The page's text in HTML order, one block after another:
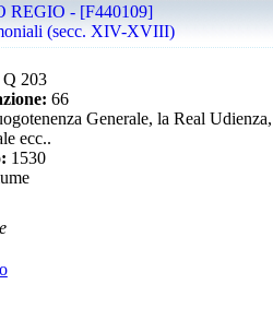
- [F440109]
(secc. XIV-XVIII)
Q 203
66
Generale, la Real
ecc..
1530